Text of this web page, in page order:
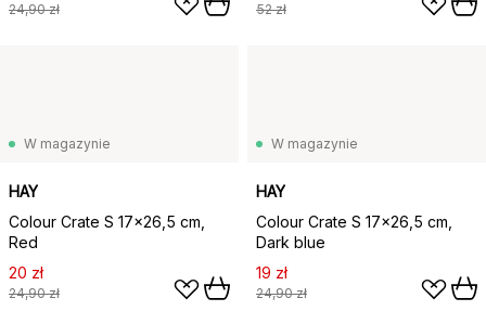
24,90 zł 52 zł
W magazynie
HAY
Colour Crate S 17x26,5 cm,
Red
20 zł
24,90 zł
W magazynie
HAY
Colour Crate S 17x26,5 cm,
Dark blue
19 zł
24,90 zł